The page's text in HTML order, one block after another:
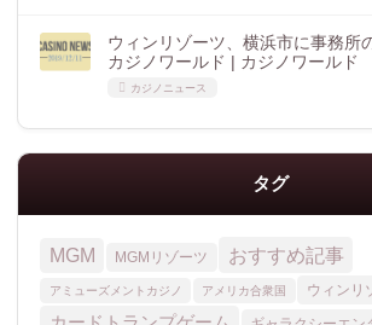
ウィンリゾーツ、横浜市に事務所
カジノワールド | カジノワールド
カジノニュース
タグ